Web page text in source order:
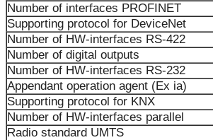
Number of interfaces PROFINET
Supporting protocol for DeviceNet
Number of HW-interfaces RS-422
Number of digital outputs
Number of HW-interfaces RS-232
Appendant operation agent (Ex ia)
Supporting protocol for KNX
Number of HW-interfaces parallel
Radio standard UMTS